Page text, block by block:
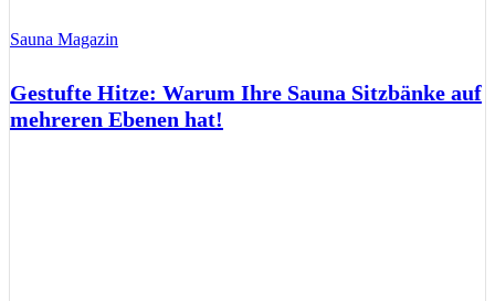
Sauna Magazin
Gestufte Hitze: Warum Ihre Sauna Sitzbänke auf
mehreren Ebenen hat!